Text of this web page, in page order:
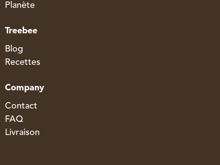
Planète
Treebee
Blog
Recettes
Company
Contact
FAQ
Livraison